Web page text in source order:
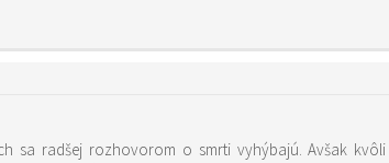
radšej rozhovorom o smrti vyhýbajú. Avšak kvôli